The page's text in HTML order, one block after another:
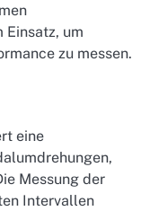
Einsatz, um
zu messen.
eine
Messung der
Intervallen